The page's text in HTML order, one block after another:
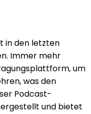
in den letzten
Immer mehr
um
was den
Podcast-
und bietet